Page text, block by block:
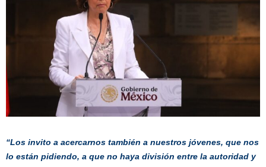
“Los invito a acercarnos también a nuestros jóvenes, que nos
lo están pidiendo, a que no haya división entre la autoridad y